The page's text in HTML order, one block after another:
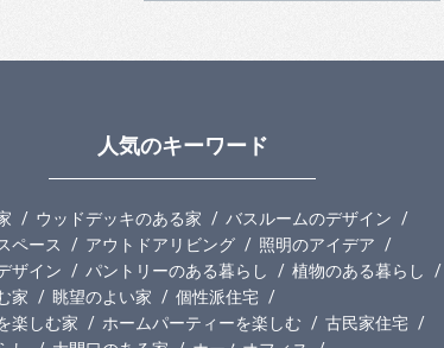
人気のキーワード
ウッドデッキのある家
バスルームのデザイン
ペース
アウトドアリビング
照明のアイデア
ザイン
パントリーのある暮らし
植物のある暮らし
家
眺望のよい家
個性派住宅
楽しむ家
ホームパーティーを楽しむ
古民家住宅